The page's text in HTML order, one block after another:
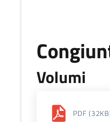
Volumi
PDF